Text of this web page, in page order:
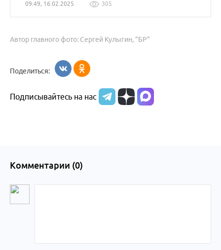
09:49, 16.02.2025 305
Автор главного фото: Сергей Кулыгин, "БР"
Поделиться:
Подписывайтесь на нас
Комментарии (0)